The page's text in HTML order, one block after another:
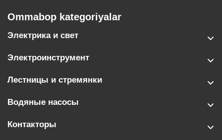
Ommabop kategoriyalar
Электрика и свет
Электроинструмент
Лестницы и стремянки
Водяные насосы
Контакторы